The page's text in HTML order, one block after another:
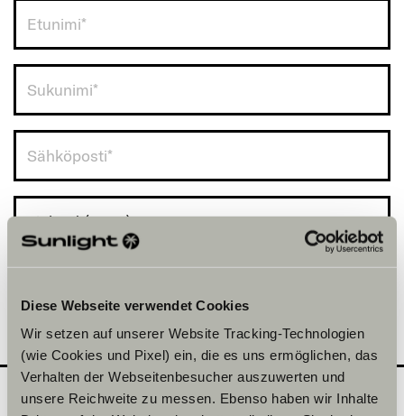
Diese Webseite verwendet Cookies
Wir setzen auf unserer Website Tracking-Technologien
(wie Cookies und Pixel) ein, die es uns ermöglichen, das
Verhalten der Webseitenbesucher auszuwerten und
unsere Reichweite zu messen. Ebenso haben wir Inhalte
Finland (+358)